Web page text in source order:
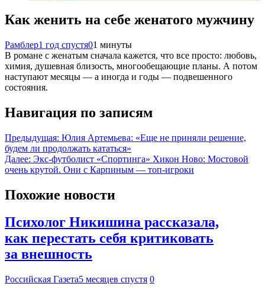
Как женить на себе женатого мужчину
Рамблер1 год спустя01 минуты
В романе с женатым сначала кажется, что все просто: любовь,
химия, душевная близость, многообещающие планы. А потом
наступают месяцы — а иногда и годы — подвешенного
состояния.
Навигация по записям
Предыдущая: Юлия Артемьева: «Еще не приняли решение,
будем ли продолжать кататься»
Далее: Экс-футболист «Спортинга» Хикон Ново: Мостовой
очень крутой. Они с Карпиным — топ-игроки
Похожие новости
Психолог Никишина рассказала,
как перестать себя критиковать
за внешность
Российская Газета5 месяцев спустя 0